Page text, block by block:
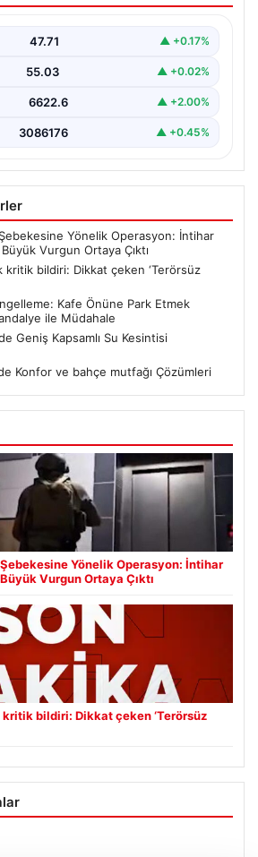
47.71 ▲ +0.17%
55.03 ▲ +0.02%
6622.6 ▲ +2.00%
3086176 ▲ +0.45%
Şebekesine Yönelik Operasyon: İntihar
Vurgun Ortaya Çıktı
kritik bildiri: Dikkat çeken ‘Terörsüz
Kafe Önüne Park Etmek
ile Müdahale
Geniş Kapsamlı Su Kesintisi
Konfor ve bahçe mutfağı Çözümleri
Yönelik Operasyon: İntihar
Vurgun Ortaya Çıktı
kritik bildiri: Dikkat çeken ‘Terörsüz